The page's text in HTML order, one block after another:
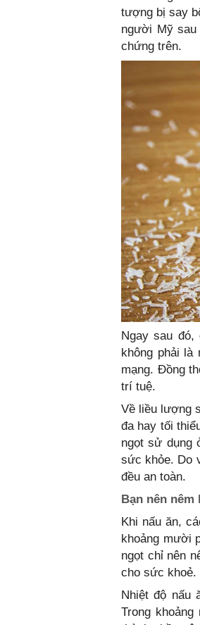
tượng bị say
người Mỹ
chứng trên.
Ngay sau đó,
không phải là
mạng. Đồng
trí tuệ.
Về liều lượng
đa hay tối
ngọt sử dụng
sức khỏe. Do
đều an toàn.
Bạn nên
Khi nấu ăn,
khoảng mười
ngọt chỉ nên
cho sức khoẻ.
Nhiệt độ nấu
Trong